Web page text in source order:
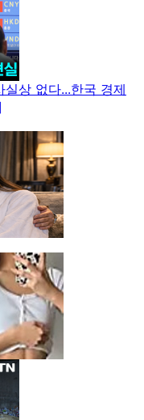
상 없다...한국 경제